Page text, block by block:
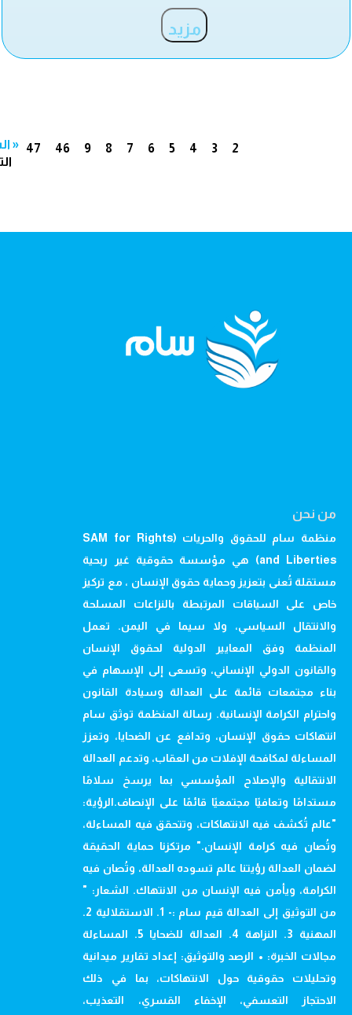
مزيد
« 2
3
4
5
6
7
8
9
46
47
من نحن
منظمة سام للحقوق والحريات (SAM for Rights
and Liberties) هي مؤسسة حقوقية غير ربحية
مستقلة تُعنى بتعزيز وحماية حقوق الإنسان ، مع تركيز
خاص على السياقات المرتبطة بالنزاعات المسلحة
والانتقال السياسي، ولا سيما في اليمن. تعمل
المنظمة وفق المعايير الدولية لحقوق الإنسان
والقانون الدولي الإنساني، وتسعى إلى الإسهام في
بناء مجتمعات قائمة على العدالة وسيادة القانون
واحترام الكرامة الإنسانية. رسالة المنظمة توثق سام
انتهاكات حقوق الإنسان، وتدافع عن الضحايا، وتعزز
المساءلة لمكافحة الإفلات من العقاب، وتدعم العدالة
الانتقالية والإصلاح المؤسسي بما يرسخ سلامًا
مستدامًا وتعافيًا مجتمعيًا قائمًا على الإنصاف.الرؤية:
"عالم تُكشف فيه الانتهاكات، وتتحقق فيه المساءلة،
وتُصان فيه كرامة الإنسان." مرتكزنا حماية الحقيقة
لضمان العدالة رؤيتنا عالم تسوده العدالة، وتُصان فيه
الكرامة، ويأمن فيه الإنسان من الانتهاك. الشعار: "
من التوثيق إلى العدالة قيم سام :- 1. الاستقلالية 2.
المهنية 3. النزاهة 4. العدالة للضحايا 5. المساءلة
مجالات الخبرة: • الرصد والتوثيق: إعداد تقارير ميدانية
وتحليلات حقوقية حول الانتهاكات، بما في ذلك
الاحتجاز التعسفي، الإخفاء القسري، التعذيب،